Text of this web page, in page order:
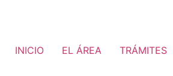
INICIO EL ÁREA TRÁMITES